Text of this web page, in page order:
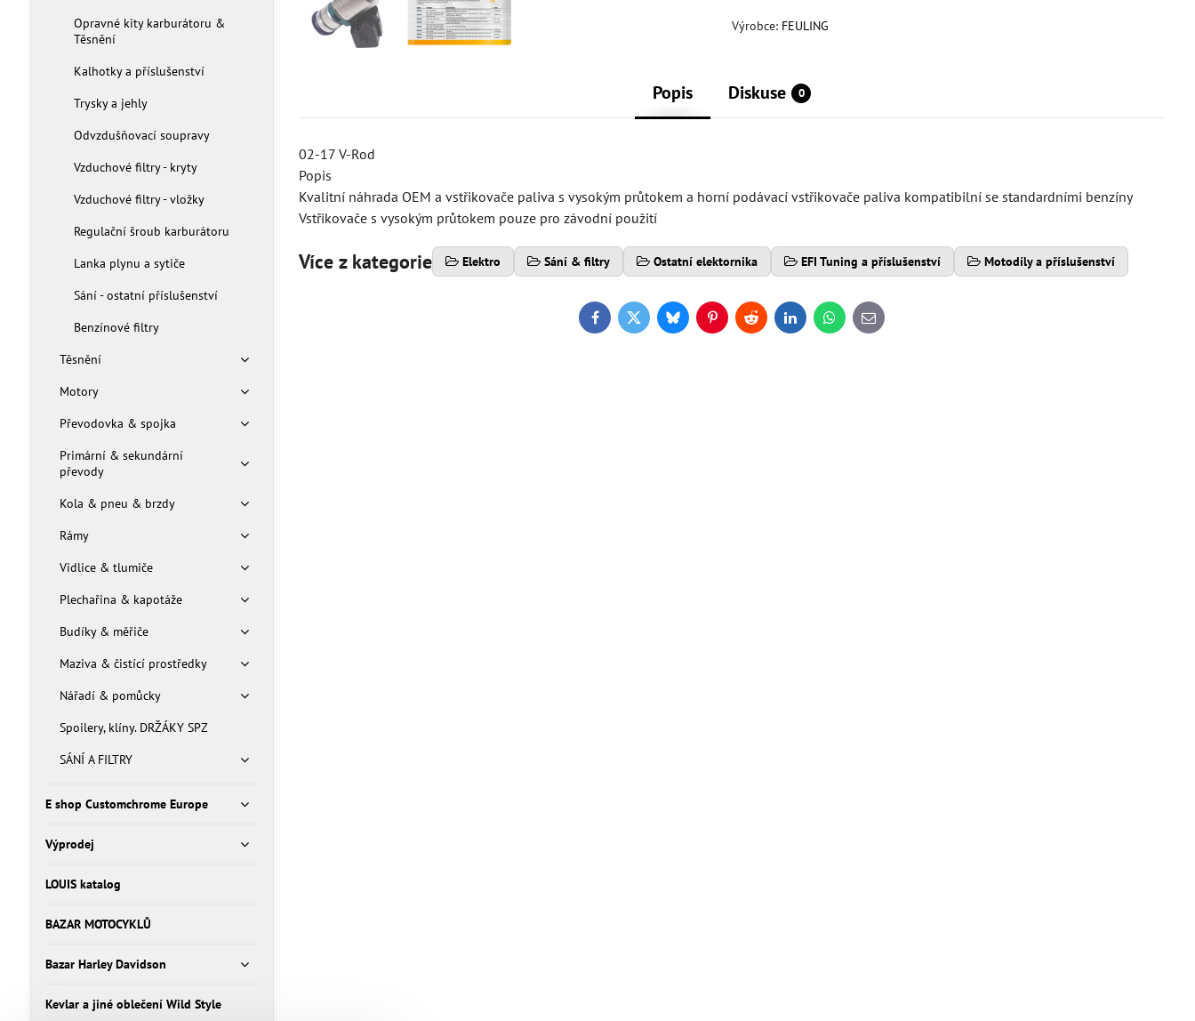
Výrobce: FEULING
Popis Diskuse 0
02-17 V-Rod
Popis
Kvalitní náhrada OEM a vstřikovače paliva s vysokým průtokem a horní podávací vstřikovače paliva kompatibilní se standardními benzíny
Vstřikovače s vysokým průtokem pouze pro závodní použití
Více z kategorie Elektro Sání & filtry Ostatní elektornika EFI Tuning a příslušenství Motodíly a příslušenství
FacebookTwitterBlueskyPinterestRedditLinkedInWhatsApp
E-
mail
Opravné kity karburátoru &
Těsnění
Kalhotky a příslušenství
Trysky a jehly
Odvzdušňovací soupravy
Vzduchové filtry - kryty
Vzduchové filtry - vložky
Regulační šroub karburátoru
Lanka plynu a sytiče
Sání - ostatní příslušenství
Benzínové filtry
Těsnění
Motory
Převodovka & spojka
Primární & sekundární
převody
Kola & pneu & brzdy
Rámy
Vidlice & tlumiče
Plechařina & kapotáže
Budíky & měřiče
Maziva & čistící prostředky
Nářadí & pomůcky
Spoilery, klíny. DRŽÁKY SPZ
SÁNÍ A FILTRY
E shop Customchrome Europe
Výprodej
LOUIS katalog
BAZAR MOTOCYKLŮ
Bazar Harley Davidson
Kevlar a jiné oblečení Wild Style